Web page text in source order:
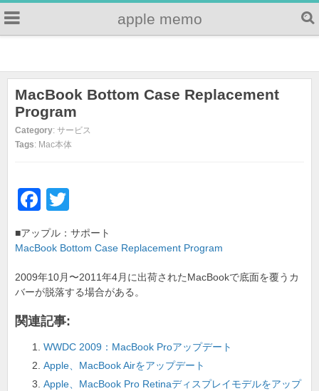
apple memo
MacBook Bottom Case Replacement
Program
Category: サービス
Tags: Mac本体
F
a
c
e
b
o
o
k
wi
tt
er
■アップル：サポート
MacBook Bottom Case Replacement Program
2009年10月〜2011年4月に出荷されたMacBookで底面を覆うカ
バーが脱落する場合がある。
関連記事:
WWDC 2009：MacBook Proアップデート
Apple、MacBook Airをアップデート
Apple、MacBook Pro Retinaディスプレイモデルをアップ